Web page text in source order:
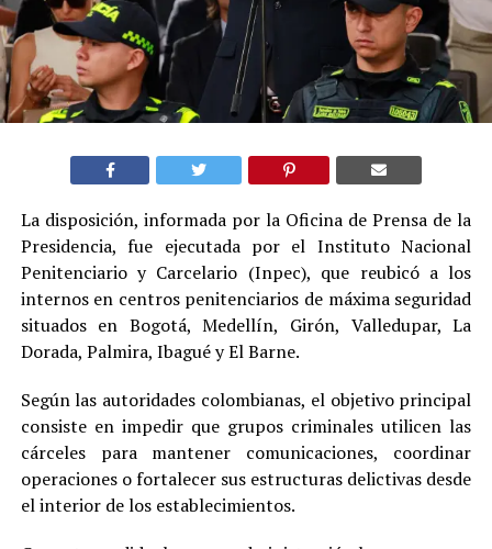
La disposición, informada por la Oficina de Prensa de la
Presidencia, fue ejecutada por el Instituto Nacional
Penitenciario y Carcelario (Inpec), que reubicó a los
internos en centros penitenciarios de máxima seguridad
situados en Bogotá, Medellín, Girón, Valledupar, La
Dorada, Palmira, Ibagué y El Barne.
Según las autoridades colombianas, el objetivo principal
consiste en impedir que grupos criminales utilicen las
cárceles para mantener comunicaciones, coordinar
operaciones o fortalecer sus estructuras delictivas desde
el interior de los establecimientos.